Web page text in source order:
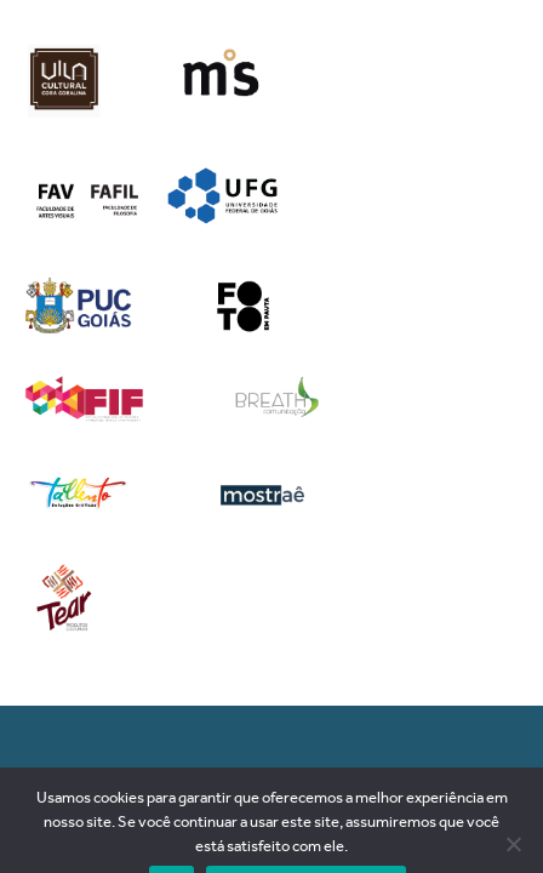
74093-180 | Goiânia-GO
Brasil
Usamos cookies para garantir que oferecemos a melhor experiência em
nosso site. Se você continuar a usar este site, assumiremos que você
está satisfeito com ele.